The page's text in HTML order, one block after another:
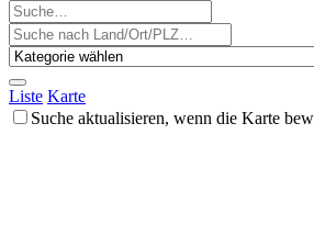
Liste Karte
Suche aktualisieren, wenn die Karte